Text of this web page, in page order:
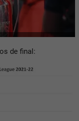
de final: